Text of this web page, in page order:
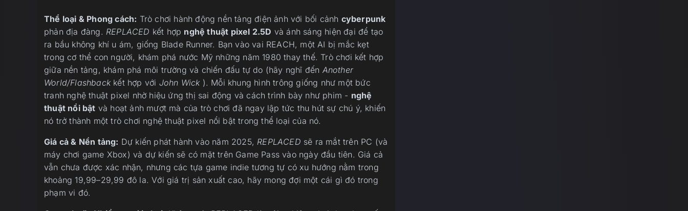
Thể loại & Phong cách: Trò chơi hành động nền tảng điện ảnh với bối cảnh cyberpunk
phản địa đàng. REPLACED kết hợp nghệ thuật pixel 2.5D và ánh sáng hiện đại để tạo
ra bầu không khí u ám, giống Blade Runner. Bạn vào vai REACH, một AI bị mắc kẹt
trong cơ thể con người, khám phá nước Mỹ những năm 1980 thay thế. Trò chơi kết hợp
giữa nền tảng, khám phá môi trường và chiến đấu tự do (hãy nghĩ đến Another
World/Flashbackkết hợp với John Wick). Mỗi khung hình trông giống như một bức
tranh nghệ thuật pixel nhờ hiệu ứng thị sai động và cách trình bày như phim - nghệ
thuật nổi bật và hoạt ảnh mượt mà của trò chơi đã ngay lập tức thu hút sự chú ý, khiến
nó trở thành một trò chơi nghệ thuật pixel nổi bật trong thể loại của nó.
Giá cả & Nền tảng: Dự kiến phát hành vào năm 2025, REPLACED sẽ ra mắt trên PC (và
máy chơi game Xbox) và dự kiến sẽ có mặt trên Game Pass vào ngày đầu tiên. Giá cả
vẫn chưa được xác nhận, nhưng các tựa game indie tương tự có xu hướng nằm trong
khoảng 19,99–29,99 đô la. Với giá trị sản xuất cao, hãy mong đợi một cái gì đó trong
phạm vi đó.